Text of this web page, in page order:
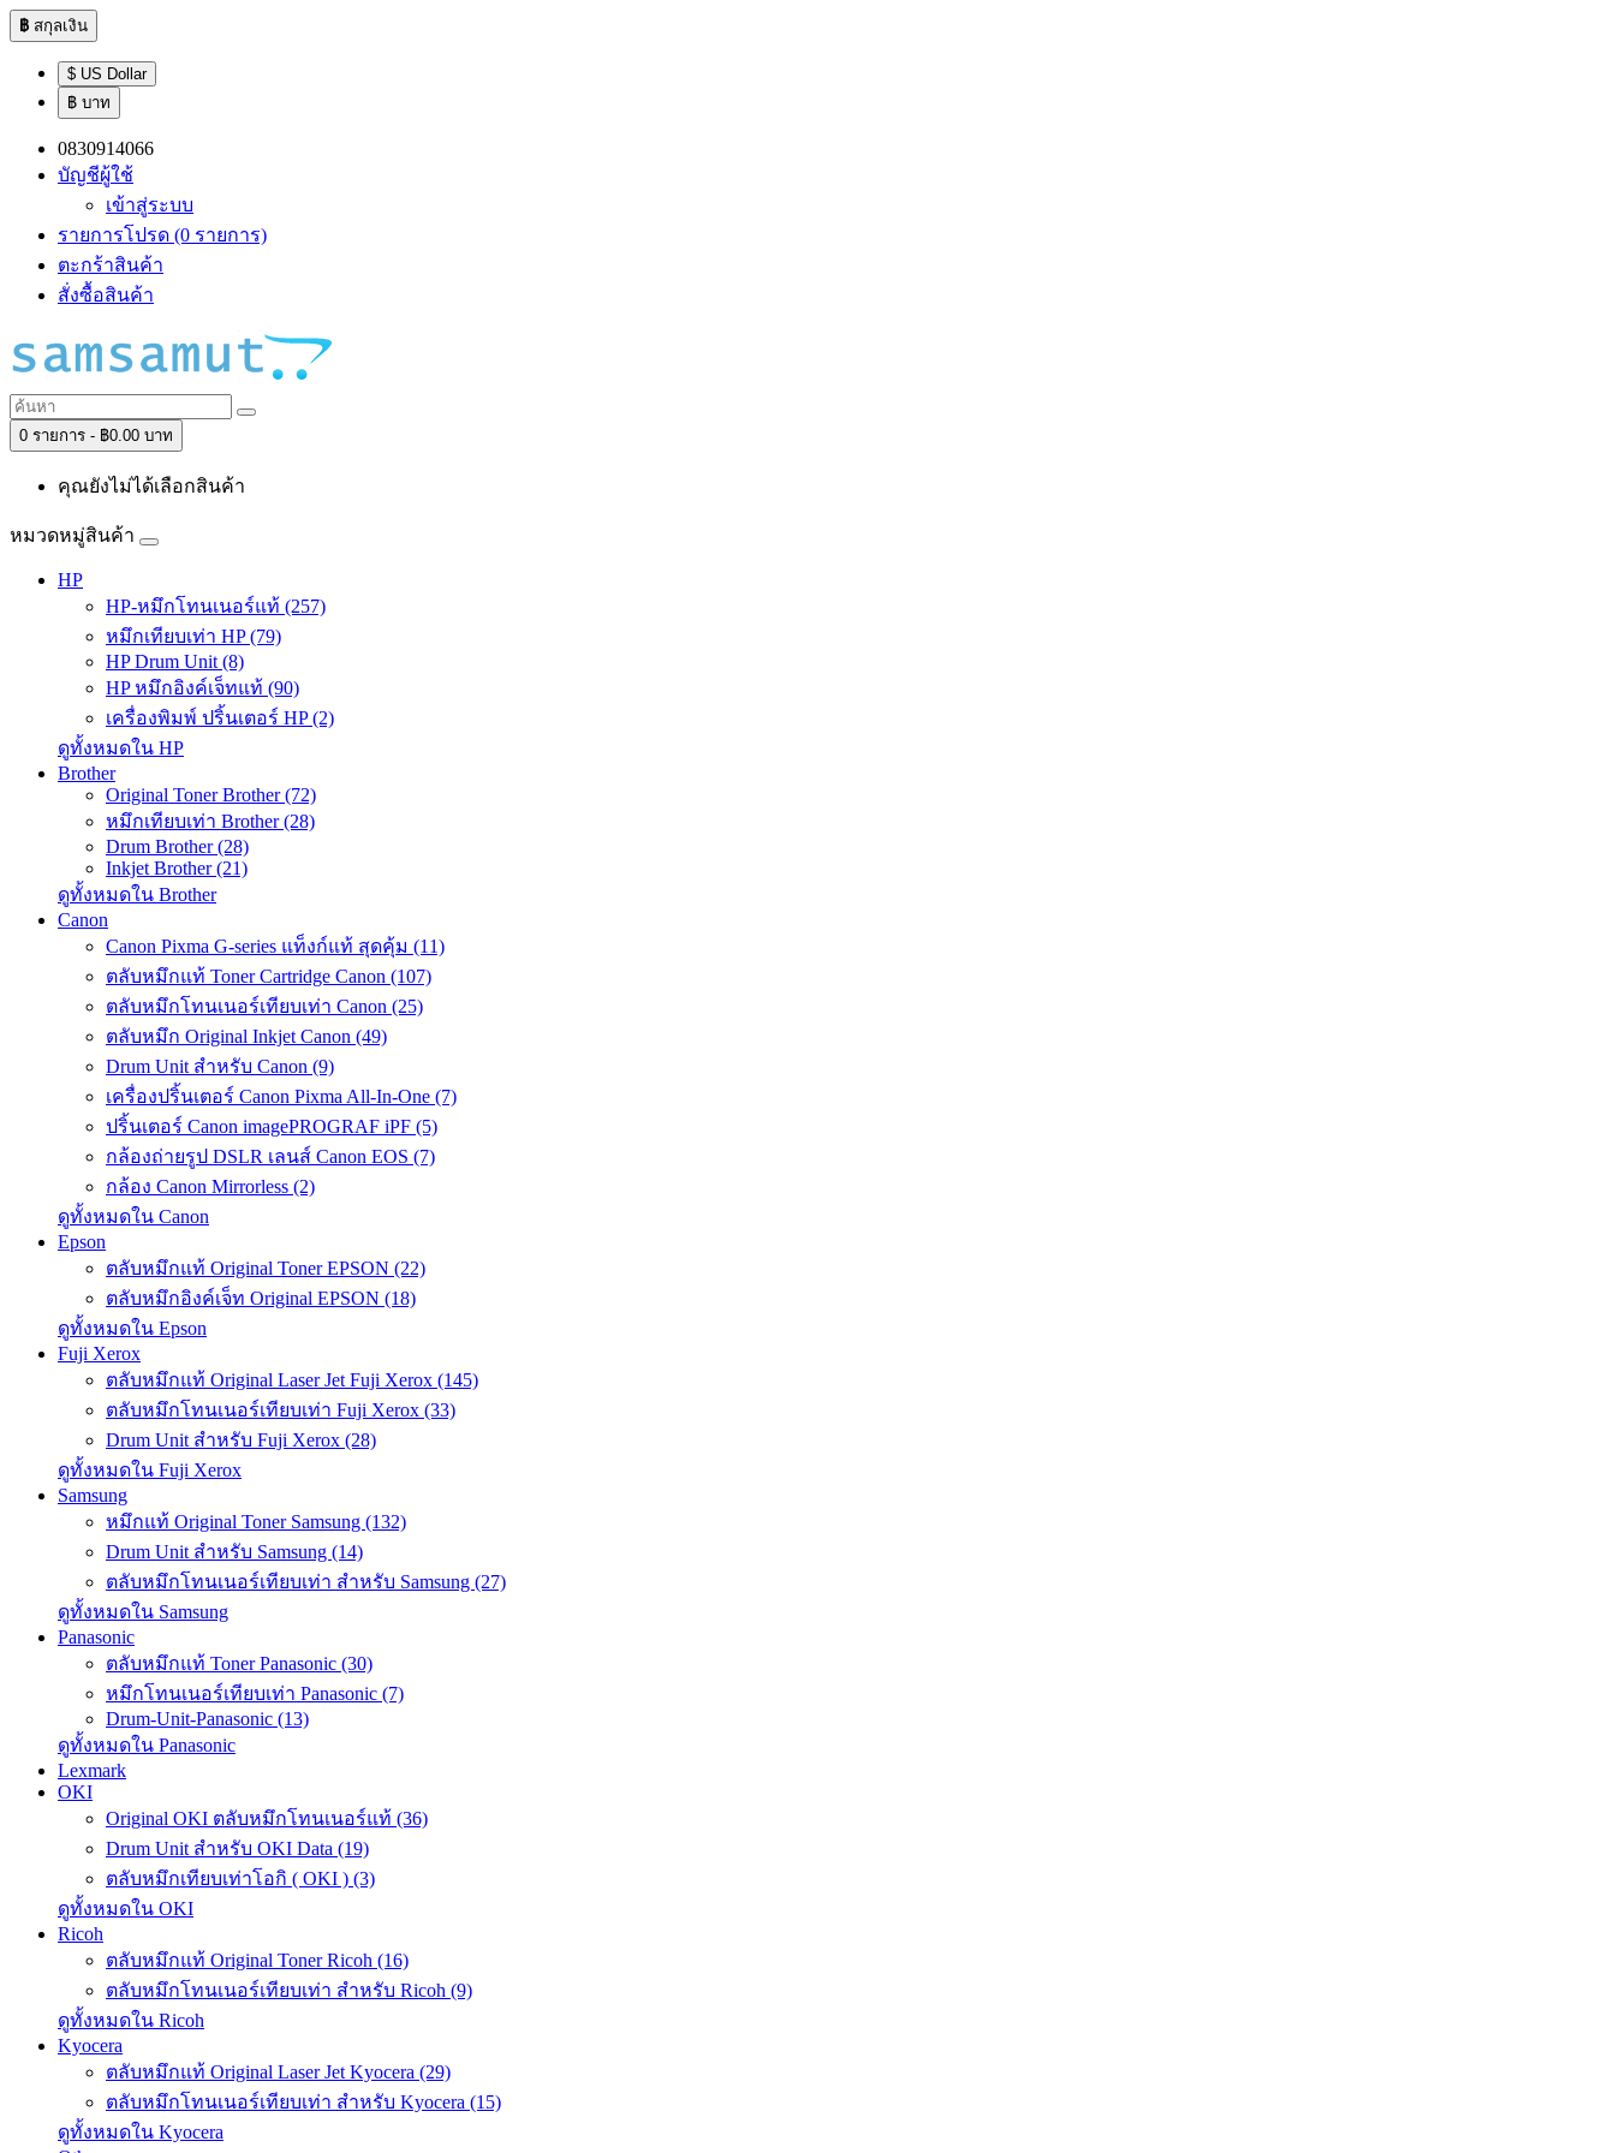
฿ สกุลเงิน
$ US Dollar
฿ บาท
0830914066
บัญชีผู้ใช้
เข้าสู่ระบบ
รายการโปรด (0 รายการ)
ตะกร้าสินค้า
สั่งซื้อสินค้า
0 รายการ - ฿0.00 บาท
คุณยังไม่ได้เลือกสินค้า
หมวดหมู่สินค้า
HP
HP-หมึกโทนเนอร์แท้ (257)
หมึกเทียบเท่า HP (79)
HP Drum Unit (8)
HP หมึกอิงค์เจ็ทแท้ (90)
เครื่องพิมพ์ ปริ้นเตอร์ HP (2)
ดูทั้งหมดใน HP
Brother
Original Toner Brother (72)
หมึกเทียบเท่า Brother (28)
Drum Brother (28)
Inkjet Brother (21)
ดูทั้งหมดใน Brother
Canon
Canon Pixma G-series แท็งก์แท้ สุดคุ้ม (11)
ตลับหมึกแท้ Toner Cartridge Canon (107)
ตลับหมึกโทนเนอร์เทียบเท่า Canon (25)
ตลับหมึก Original Inkjet Canon (49)
Drum Unit สำหรับ Canon (9)
เครื่องปริ้นเตอร์ Canon Pixma All-In-One (7)
ปริ้นเตอร์ Canon imagePROGRAF iPF (5)
กล้องถ่ายรูป DSLR เลนส์ Canon EOS (7)
กล้อง Canon Mirrorless (2)
ดูทั้งหมดใน Canon
Epson
ตลับหมึกแท้ Original Toner EPSON (22)
ตลับหมึกอิงค์เจ็ท Original EPSON (18)
ดูทั้งหมดใน Epson
Fuji Xerox
ตลับหมึกแท้ Original Laser Jet Fuji Xerox (145)
ตลับหมึกโทนเนอร์เทียบเท่า Fuji Xerox (33)
Drum Unit สำหรับ Fuji Xerox (28)
ดูทั้งหมดใน Fuji Xerox
Samsung
หมึกแท้ Original Toner Samsung (132)
Drum Unit สำหรับ Samsung (14)
ตลับหมึกโทนเนอร์เทียบเท่า สำหรับ Samsung (27)
ดูทั้งหมดใน Samsung
Panasonic
ตลับหมึกแท้ Toner Panasonic (30)
หมึกโทนเนอร์เทียบเท่า Panasonic (7)
Drum-Unit-Panasonic (13)
ดูทั้งหมดใน Panasonic
Lexmark
OKI
Original OKI ตลับหมึกโทนเนอร์แท้ (36)
Drum Unit สำหรับ OKI Data (19)
ตลับหมึกเทียบเท่าโอกิ ( OKI ) (3)
ดูทั้งหมดใน OKI
Ricoh
ตลับหมึกแท้ Original Toner Ricoh (16)
ตลับหมึกโทนเนอร์เทียบเท่า สำหรับ Ricoh (9)
ดูทั้งหมดใน Ricoh
Kyocera
ตลับหมึกแท้ Original Laser Jet Kyocera (29)
ตลับหมึกโทนเนอร์เทียบเท่า สำหรับ Kyocera (15)
ดูทั้งหมดใน Kyocera